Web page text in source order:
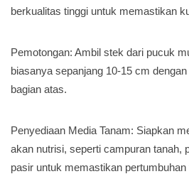
berkualitas tinggi untuk memastikan
Pemotongan: Ambil stek dari pucuk
biasanya sepanjang 10-15 cm
bagian atas.
Penyediaan Media Tanam: Siapkan
akan nutrisi, seperti campuran tanah,
pasir untuk memastikan pertumbuhan